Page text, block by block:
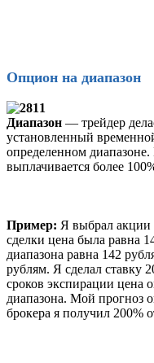
Опцион на диапазон
Диапазон — трейдер
установленный
определенном
выплачивается более
Пример: Я выбрал акции
сделки цена была равна
диапазона равна 142
рублям. Я сделал ставку
сроков экспирации цена
диапазона. Мой прогноз
брокера я получил 200%